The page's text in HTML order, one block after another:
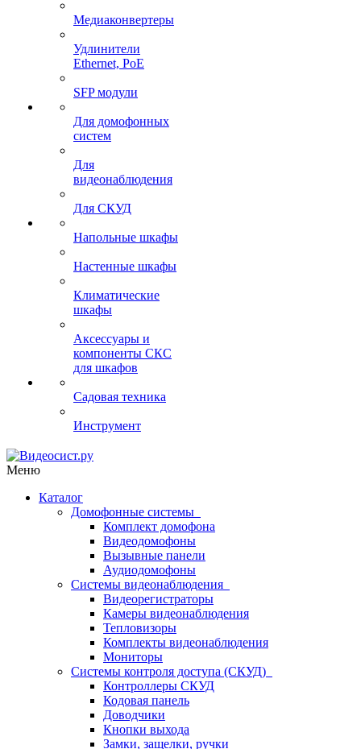
Медиаконвертеры
Удлинители
Ethernet, PoE
SFP модули
Для домофонных
систем
Для
видеонаблюдения
Для СКУД
Напольные шкафы
Настенные шкафы
Климатические
шкафы
Аксессуары и
компоненты СКС
для шкафов
Садовая техника
Инструмент
Меню
Каталог
Домофонные системы
Комплект домофона
Видеодомофоны
Вызывные панели
Аудиодомофоны
Системы видеонаблюдения
Видеорегистраторы
Камеры видеонаблюдения
Тепловизоры
Комплекты видеонаблюдения
Мониторы
Системы контроля доступа (СКУД)
Контроллеры СКУД
Кодовая панель
Доводчики
Кнопки выхода
Замки, защелки, ручки